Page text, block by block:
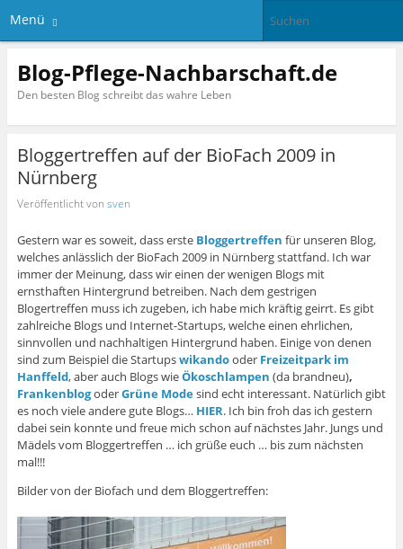
Menü
Blog-Pflege-Nachbarschaft.de
Den besten Blog schreibt das wahre Leben
Bloggertreffen auf der BioFach 2009 in
Nürnberg
Veröffentlicht von sven
Gestern war es soweit, dass erste Bloggertreffen für unseren Blog,
welches anlässlich der BioFach 2009 in Nürnberg stattfand. Ich war
immer der Meinung, dass wir einen der wenigen Blogs mit
ernsthaften Hintergrund betreiben. Nach dem gestrigen
Blogertreffen muss ich zugeben, ich habe mich kräftig geirrt. Es gibt
zahlreiche Blogs und Internet-Startups, welche einen ehrlichen,
sinnvollen und nachhaltigen Hintergrund haben. Einige von denen
sind zum Beispiel die Startupswikandooder Freizeitpark im
Hanffeld, aber auch Blogs wieÖkoschlampen (da brandneu),
FrankenblogoderGrüne Modesind echt interessant. Natürlich gibt
es noch viele andere gute Blogs… HIER. Ich bin froh das ich gestern
dabei sein konnte und freue mich schon auf nächstes Jahr. Jungs und
Mädels vom Bloggertreffen … ich grüße euch … bis zum nächsten
mal!!!
Bilder von der Biofach und dem Bloggertreffen: